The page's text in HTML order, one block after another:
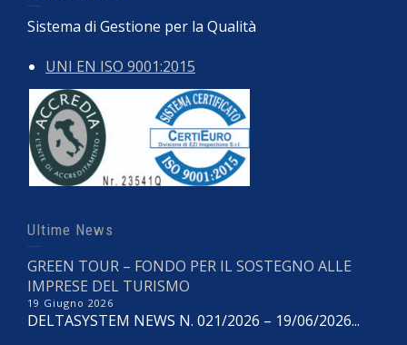
Sistema di Gestione per la Qualità
UNI EN ISO 9001:2015
Ultime News
GREEN TOUR – FONDO PER IL SOSTEGNO ALLE
IMPRESE DEL TURISMO
19 Giugno 2026
DELTASYSTEM NEWS N. 021/2026 – 19/06/2026...